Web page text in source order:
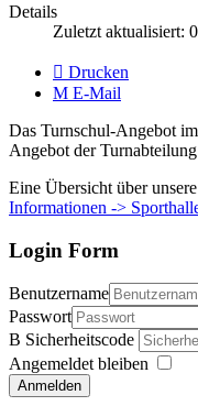
Details
Zuletzt aktualisiert:
Drucken
E-Mail
Das Turnschul-Angebot
Angebot der
Eine Übersicht über
Informationen ->
Login Form
Benutzername
Passwort
Sicherheitscode
Angemeldet bleiben
Anmelden